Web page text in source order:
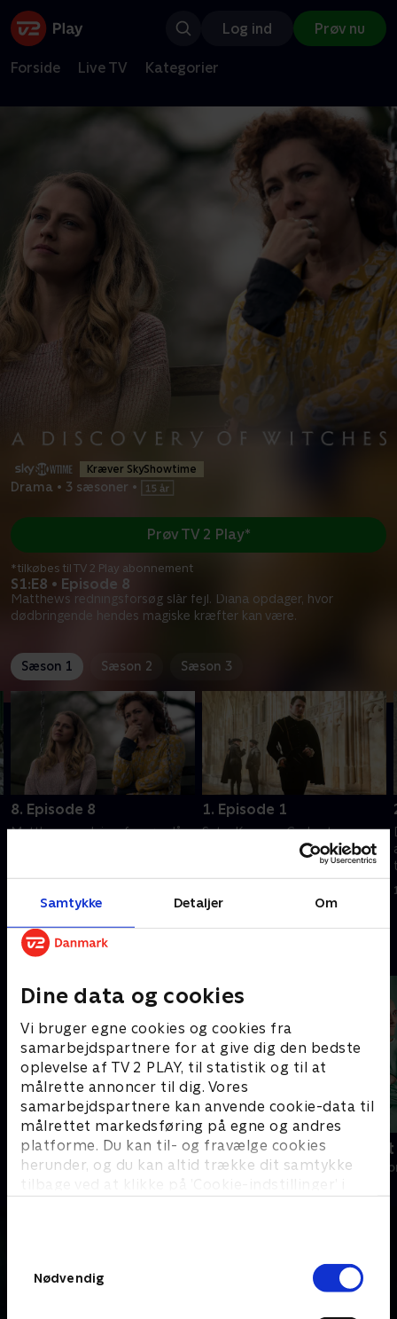
Samtykke Detaljer Om
Dine data og cookies
Vi bruger egne cookies og cookies fra
samarbejdspartnere for at give dig den bedste
oplevelse af TV 2 PLAY, til statistik og til at
målrette annoncer til dig. Vores
samarbejdspartnere kan anvende cookie-data til
målrettet markedsføring på egne og andres
platforme. Du kan til- og fravælge cookies
herunder, og du kan altid trække dit samtykke
tilbage ved at klikke på ’Cookie-indstillinger’ i
Nødvendig
Log ind Prøv nu
Forside Live TV Kategorier
Kræver SkyShowtime
Drama • 3 sæsoner •
S1:E8 • Episode 8
Matthews redningsforsøg slår fejl. Diana opdager, hvor
dødbringende hendes magiske kræfter kan være.
Prøv TV 2 Play*
*tilkøbes til TV 2 Play abonnement
Sæson 1 Sæson 2 Sæson 3
8. Episode 8
Matthews redningsforsøg slår
kræfter kan være.
20. september 2022 • 44 min
1. Episode 1
Satu, Knox og Gerbert
ankommer til biskoppens hus
og finder ud af, at Matthew og
Diana er forsvundet.
1. oktober 2023 • 44 min
Andre så også
Happy fucking Pride
Drama • 1 sæsoner
Fake Patient
Drama • 1